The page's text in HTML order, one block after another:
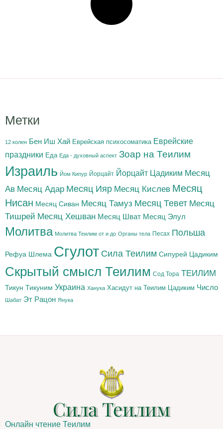
Метки
12 колен Бен Иш Хай Еврейская психосоматика Еврейские
праздники Еда Еда - духовный аспект Зоар на Теилим
Израиль Йом Кипур Йорцайт Йорцайт Цадиким Месяц
Ав Месяц Адар Месяц Ияр Месяц Кислев Месяц
Нисан Месяц Сиван Месяц Тамуз Месяц Тевет Месяц
Тишрей Месяц Хешван Месяц Шват Месяц Элул
Молитва Молитва Теилим от и до Органы тела Песах Польша
Рефуа Шлема Сгулот Сила Теилим Сипурей Цадиким
Скрытый смысл Теилим Сод Тора ТЕИЛИМ
Тикун Тикуним Украина Ханука Хасидут на Теилим Цадиким Число
Шабат Эт Рацон Янука
Сила Теилим
Онлайн чтение Теилим